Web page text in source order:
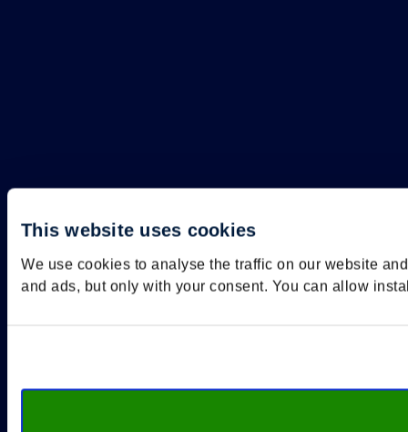
This website uses cookies
We use cookies to analyse the traffic on our website
and ads, but only with your consent. You can allow